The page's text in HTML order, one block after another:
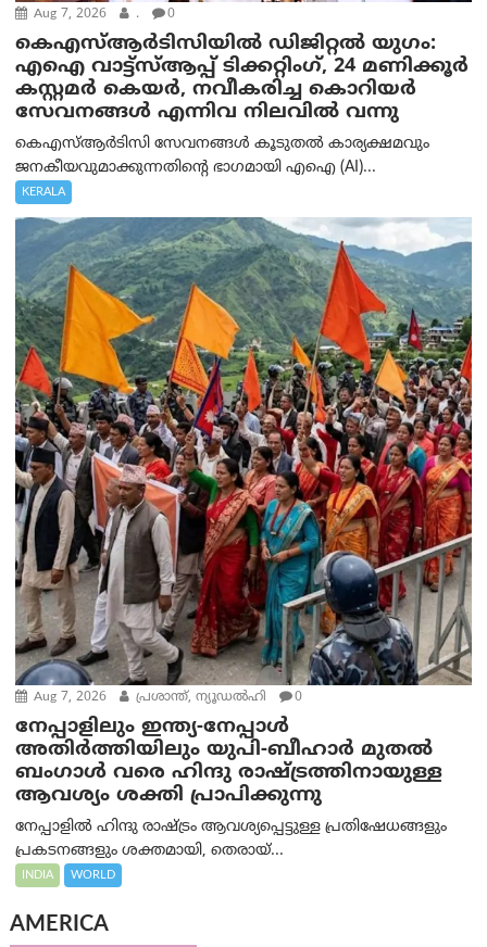
Aug 7, 2026 . 0
കെഎസ്ആർടിസിയിൽ ഡിജിറ്റൽ യുഗം:
എഐ വാട്ട്‌സ്ആപ്പ് ടിക്കറ്റിംഗ്, 24 മണിക്കൂർ
കസ്റ്റമർ കെയർ, നവീകരിച്ച കൊറിയർ
സേവനങ്ങൾ എന്നിവ നിലവിൽ വന്നു
കെഎസ്ആർടിസി സേവനങ്ങൾ കൂടുതൽ കാര്യക്ഷമവും
ജനകീയവുമാക്കുന്നതിന്റെ ഭാഗമായി എഐ (AI)...
KERALA
Aug 7, 2026 പ്രശാന്ത്, ന്യൂഡല്‍ഹി 0
നേപ്പാളിലും ഇന്ത്യ-നേപ്പാൾ
അതിർത്തിയിലും യുപി-ബീഹാർ മുതൽ
ബംഗാൾ വരെ ഹിന്ദു രാഷ്ട്രത്തിനായുള്ള
ആവശ്യം ശക്തി പ്രാപിക്കുന്നു
നേപ്പാളിൽ ഹിന്ദു രാഷ്ട്രം ആവശ്യപ്പെട്ടുള്ള പ്രതിഷേധങ്ങളും
പ്രകടനങ്ങളും ശക്തമായി, തെരായ്...
INDIA WORLD
AMERICA